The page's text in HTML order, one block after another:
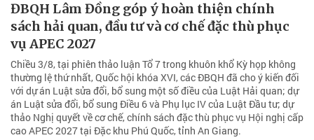
ĐBQH Lâm Đồng góp ý hoàn thiện chính
sách hải quan, đầu tư và cơ chế đặc thù phục
vụ APEC 2027
Chiều 3/8, tại phiên thảo luận Tổ 7 trong khuôn khổ Kỳ họp không
thường lệ thứ nhất, Quốc hội khóa XVI, các ĐBQH đã cho ý kiến đối
với dự án Luật sửa đổi, bổ sung một số điều của Luật Hải quan; dự
án Luật sửa đổi, bổ sung Điều 6 và Phụ lục IV của Luật Đầu tư; dự
thảo Nghị quyết về cơ chế, chính sách đặc thù phục vụ Hội nghị cấp
cao APEC 2027 tại Đặc khu Phú Quốc, tỉnh An Giang.